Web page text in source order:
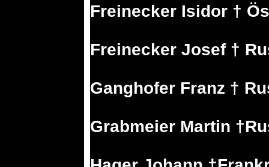
Freinecker Isidor †
Freinecker Josef †
Ganghofer Franz †
Grabmeier Martin